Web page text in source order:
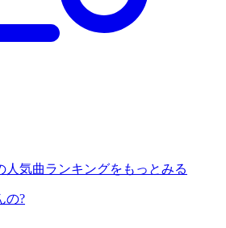
人気曲ランキングをもっとみる
の?